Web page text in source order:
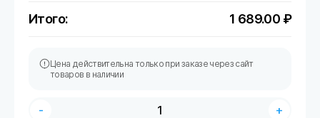
Итого: 1 689.00 ₽
Цена действительна только при заказе через сайт
товаров в наличии
- +